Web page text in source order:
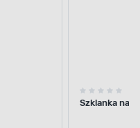
Szklanka na